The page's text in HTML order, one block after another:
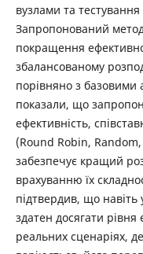
вузлами та тестування
Запропонований
покращення
збалансованому
порівняно з базовими
показали, що
ефективність,
(Round Robin,
забезпечує кращий
врахуванню їх
підтвердив, що
здатен досягати рівня
реальних сценаріях,